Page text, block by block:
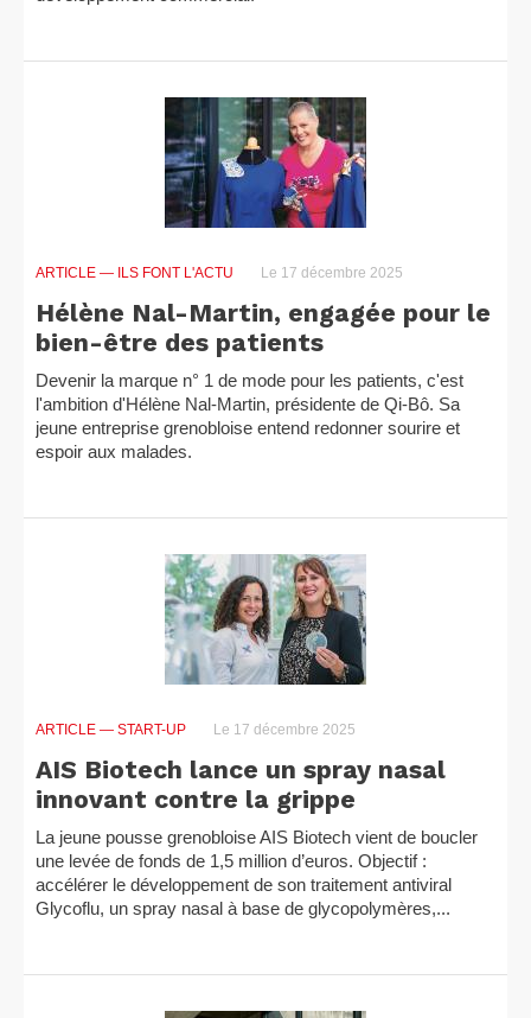
ARTICLE — ILS FONT L'ACTU Le 17 décembre 2025
Hélène Nal-Martin, engagée pour le
bien-être des patients
Devenir la marque n° 1 de mode pour les patients, c'est
l'ambition d'Hélène Nal-Martin, présidente de Qi-Bô. Sa
jeune entreprise grenobloise entend redonner sourire et
espoir aux malades.
ARTICLE — START-UP Le 17 décembre 2025
AIS Biotech lance un spray nasal
innovant contre la grippe
La jeune pousse grenobloise AIS Biotech vient de boucler
une levée de fonds de 1,5 million d’euros. Objectif :
accélérer le développement de son traitement antiviral
Glycoflu, un spray nasal à base de glycopolymères,...